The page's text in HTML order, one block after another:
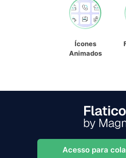
Ícones
Animados
Acesso para